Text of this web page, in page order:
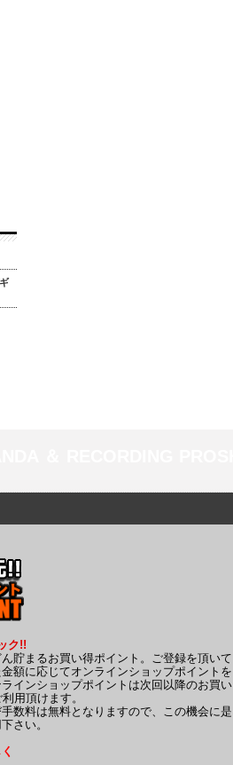
ク!!
貯まるお買い得ポイント。ご登録を頂いて
額に応じてオンラインショップポイントを
インショップポイントは次回以降のお買い
用頂けます。
数料は無料となりますので、この機会に是
さい。